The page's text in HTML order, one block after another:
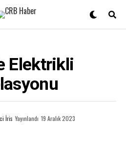
Elektrikli
İris Yayınlandı 19 Aralık 2023